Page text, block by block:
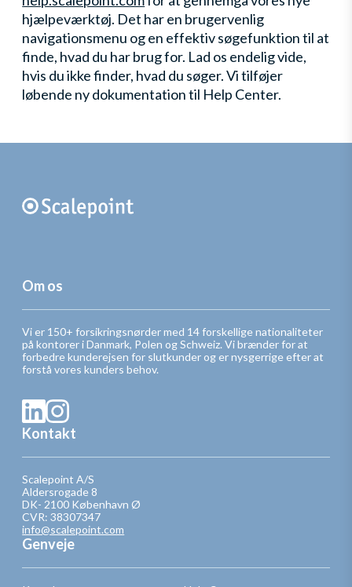
hjælpeværktøj. Det har en brugervenlig
navigationsmenu og en effektiv søgefunktion til at
finde, hvad du har brug for. Lad os endelig vide,
hvis du ikke finder, hvad du søger. Vi tilføjer
løbende ny dokumentation til Help Center.
Om os
Vi er 150+ forsikringsnørder med 14 forskellige nationaliteter
på kontorer i Danmark, Polen og Schweiz. Vi brænder for at
forbedre kunderejsen for slutkunder og er nysgerrige efter at
forstå vores kunders behov.
Kontakt
Scalepoint A/S
Aldersrogade 8
DK- 2100 København Ø
CVR: 38307347
info@scalepoint.com
Genveje